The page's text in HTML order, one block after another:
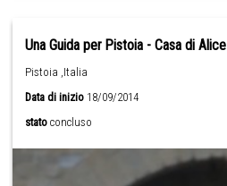
Una Guida per Pistoia - Casa di Alice
Pistoia ,Italia
Data di inizio 18/09/2014
stato concluso